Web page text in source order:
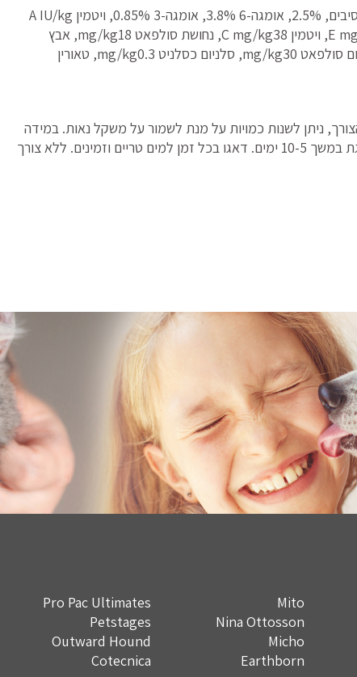
חלבון38%, שומן 18%, רטיבות 6.5%, אפר 8%, סיבים, 2.5%, אומגה-6 3.8%, אומגה-3 0.85%, ויטמין A IU/kg
37,500, ויטמין D3 IU/kg 2,250, ויטמין E mg/kg225, ויטמין C mg/kg38, נחושת סולפאט mg/kg18, אבץ
סולפאט mg/kg95, אבץ צ'לט mg/kg20, מגנזיום סולפאט mg/kg30, סלניום כסלניט mg/kg0.3, טאורין
ניתן לשנות כמויות על מנת לשמור על משקל נאות. במידה
ואינכם בטוחים התייעצו עם הווטרינר שלכם. מדורגת במשך 10-5 ימים. דאגו בכל זמן למים טריים וזמינים. ללא צורך
Mito
Nina Ottosson
Micho
Earthborn
Pro Pac Ultimates
Petstages
Outward Hound
Cotecnica